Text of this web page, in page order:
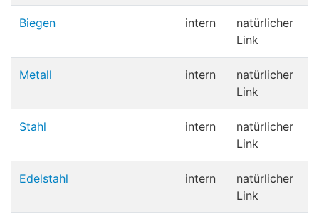
Biegen intern
natürlicher
Link
Metall intern
natürlicher
Link
Stahl intern
natürlicher
Link
Edelstahl intern
natürlicher
Link